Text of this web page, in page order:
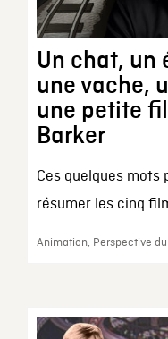
Un chat, un
une vache,
une petite
Barker
Ces quelques mots
résumer les cinq
Animation, Perspective